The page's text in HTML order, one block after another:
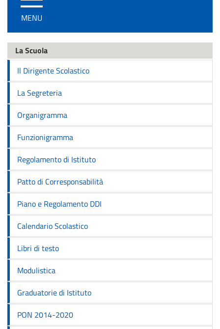
/
disattiva
navigazione
MENU
La Scuola
Il Dirigente Scolastico
La Segreteria
Organigramma
Funzionigramma
Regolamento di Istituto
Patto di Corresponsabilità
Piano e Regolamento DDI
Calendario Scolastico
Libri di testo
Modulistica
Graduatorie di Istituto
PON 2014-2020